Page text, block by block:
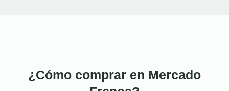
¿Cómo comprar en Mercado